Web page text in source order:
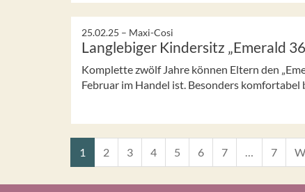
25.02.25 – Maxi-Cosi
Langlebiger Kindersitz „Emerald
Komplette zwölf Jahre können Eltern den
Februar im Handel ist. Besonders komfortabel
1 2 3 4 5 6 7 … 7